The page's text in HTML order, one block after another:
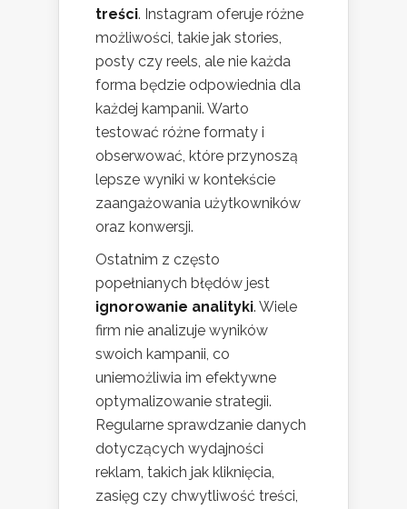
treści. Instagram oferuje różne
możliwości, takie jak stories,
posty czy reels, ale nie każda
forma będzie odpowiednia dla
każdej kampanii. Warto
testować różne formaty i
obserwować, które przynoszą
lepsze wyniki w kontekście
zaangażowania użytkowników
oraz konwersji.
Ostatnim z często
popełnianych błędów jest
ignorowanie analityki. Wiele
firm nie analizuje wyników
swoich kampanii, co
uniemożliwia im efektywne
optymalizowanie strategii.
Regularne sprawdzanie danych
dotyczących wydajności
reklam, takich jak kliknięcia,
zasięg czy chwytliwość treści,